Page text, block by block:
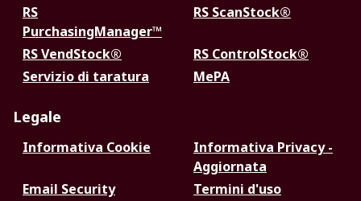
RS
PurchasingManager™
RS ScanStock®
RS VendStock®
RS ControlStock®
Servizio di taratura
MePA
Legale
Informativa Cookie
Informativa Privacy -
Aggiornata
Email Security
Termini d'uso